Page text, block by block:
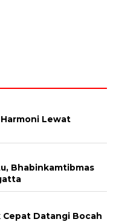
Lewat
Bhabinkamtibmas
Cepat Datangi Bocah